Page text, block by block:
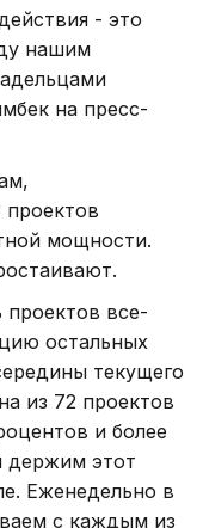
- это
нашим
на пресс-
проектов
мощности.
все-
остальных
текущего
из 72 проектов
и более
держим этот
Еженедельно в
с каждым из